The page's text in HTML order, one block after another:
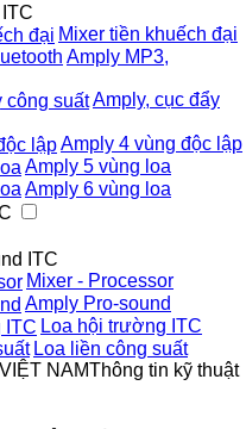
Mixer tiền khuếch đại
Amply MP3,
Amply, cục đẩy
Amply 4 vùng độc lập
Amply 5 vùng loa
Amply 6 vùng loa
ITC
Mixer - Processor
Amply Pro-sound
Loa hội trường ITC
Loa liền công suất
Thông tin kỹ thuật